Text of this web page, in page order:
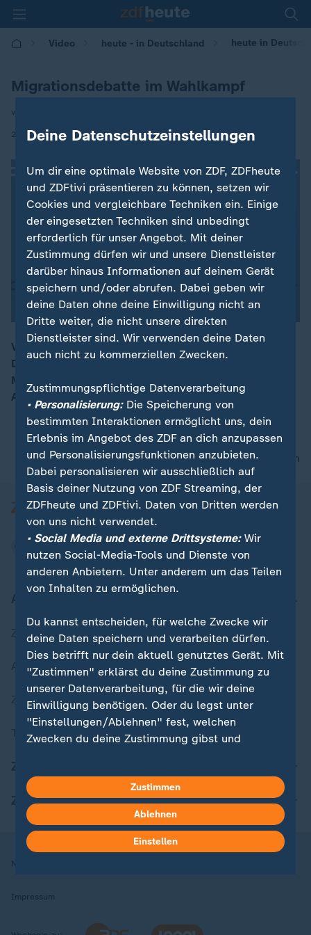
Video heute - in Deutschland heute in
Migrationsdebatte im Wahlkampf
von Andrea Maurer
24.01.2025 | 14:00
Vier Wochen vor der Bundestagswahl gewinnt die
Debatte über ein strengeres Vorgehen in der
Migrationspolitik nach dem tödlichen Messerangriff in
Aschaffenburg an Fahrt.
nach oben
Zuletzt veröffentlicht
Aktuelle Sendungs-Videos
ZDFheute Stories
Themen im Überblick
ZDFheute Apps
Nutzungsbedingungen
Impressum
Deine Datenschutzeinstellungen
Um dir eine optimale Website von ZDF, ZDFheute
und ZDFtivi präsentieren zu können, setzen wir
Cookies und vergleichbare Techniken ein. Einige
der eingesetzten Techniken sind unbedingt
erforderlich für unser Angebot. Mit deiner
Zustimmung dürfen wir und unsere Dienstleister
darüber hinaus Informationen auf deinem Gerät
speichern und/oder abrufen. Dabei geben wir
deine Daten ohne deine Einwilligung nicht an
Dritte weiter, die nicht unsere direkten
Dienstleister sind. Wir verwenden deine Daten
auch nicht zu kommerziellen Zwecken.
Zustimmungspflichtige Datenverarbeitung
• Personalisierung:Die Speicherung von
bestimmten Interaktionen ermöglicht uns, dein
Erlebnis im Angebot des ZDF an dich anzupassen
und Personalisierungsfunktionen anzubieten.
Dabei personalisieren wir ausschließlich auf
Basis deiner Nutzung von ZDF Streaming, der
ZDFheute und ZDFtivi. Daten von Dritten werden
von uns nicht verwendet.
• Social Media und externe Drittsysteme:Wir
nutzen Social-Media-Tools und Dienste von
anderen Anbietern. Unter anderem um das Teilen
von Inhalten zu ermöglichen.
Du kannst entscheiden, für welche Zwecke wir
deine Daten speichern und verarbeiten dürfen.
Dies betrifft nur dein aktuell genutztes Gerät. Mit
"Zustimmen" erklärst du deine Zustimmung zu
unserer Datenverarbeitung, für die wir deine
Einwilligung benötigen. Oder du legst unter
"Einstellungen/Ablehnen" fest, welchen
Zwecken du deine Zustimmung gibst und
in deinen Einstellungen widerrufen oder ändern.
Hier findest du das Impressum.
Weitere Informationen findest du in unserer
Datenschutzerklärung.
Zustimmen
Ablehnen
Einstellen